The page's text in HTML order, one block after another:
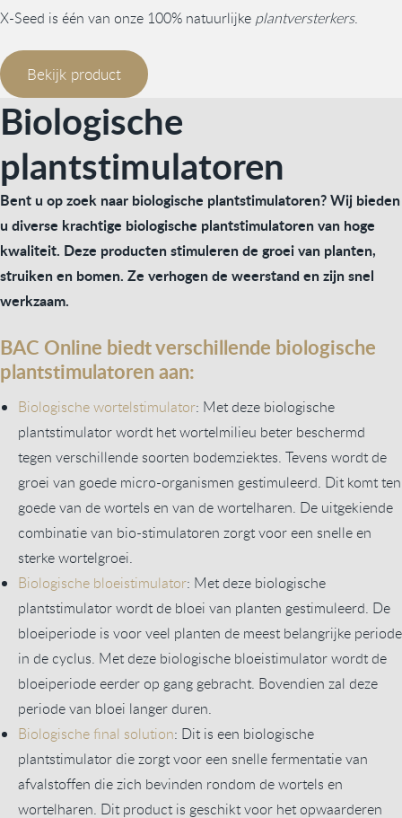
X-Seed is één van onze 100% natuurlijke plantversterkers.
Bekijk product
Biologische
plantstimulatoren
Bent u op zoek naar biologische plantstimulatoren? Wij bieden
u diverse krachtige biologische plantstimulatoren van hoge
kwaliteit. Deze producten stimuleren de groei van planten,
struiken en bomen. Ze verhogen de weerstand en zijn snel
werkzaam.
BAC Online biedt verschillende biologische
plantstimulatoren aan:
Biologische wortelstimulator: Met deze biologische
plantstimulator wordt het wortelmilieu beter beschermd
tegen verschillende soorten bodemziektes. Tevens wordt de
groei van goede micro-organismen gestimuleerd. Dit komt ten
goede van de wortels en van de wortelharen. De uitgekiende
combinatie van bio-stimulatoren zorgt voor een snelle en
sterke wortelgroei.
Biologische bloeistimulator: Met deze biologische
plantstimulator wordt de bloei van planten gestimuleerd. De
bloeiperiode is voor veel planten de meest belangrijke periode
in de cyclus. Met deze biologische bloeistimulator wordt de
bloeiperiode eerder op gang gebracht. Bovendien zal deze
periode van bloei langer duren.
Biologische final solution: Dit is een biologische
plantstimulator die zorgt voor een snelle fermentatie van
afvalstoffen die zich bevinden rondom de wortels en
wortelharen. Dit product is geschikt voor het opwaarderen